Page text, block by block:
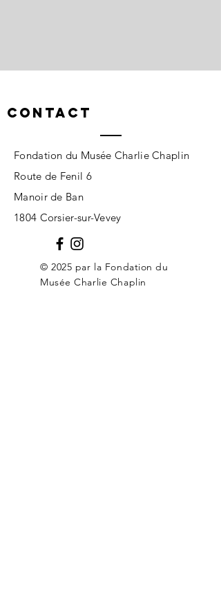
CONTACT
Fondation du Musée Charlie Chaplin
Route de Fenil 6
Manoir de Ban
1804 Corsier-sur-Vevey
© 2025 par la Fondation du
Musée Charlie Chaplin